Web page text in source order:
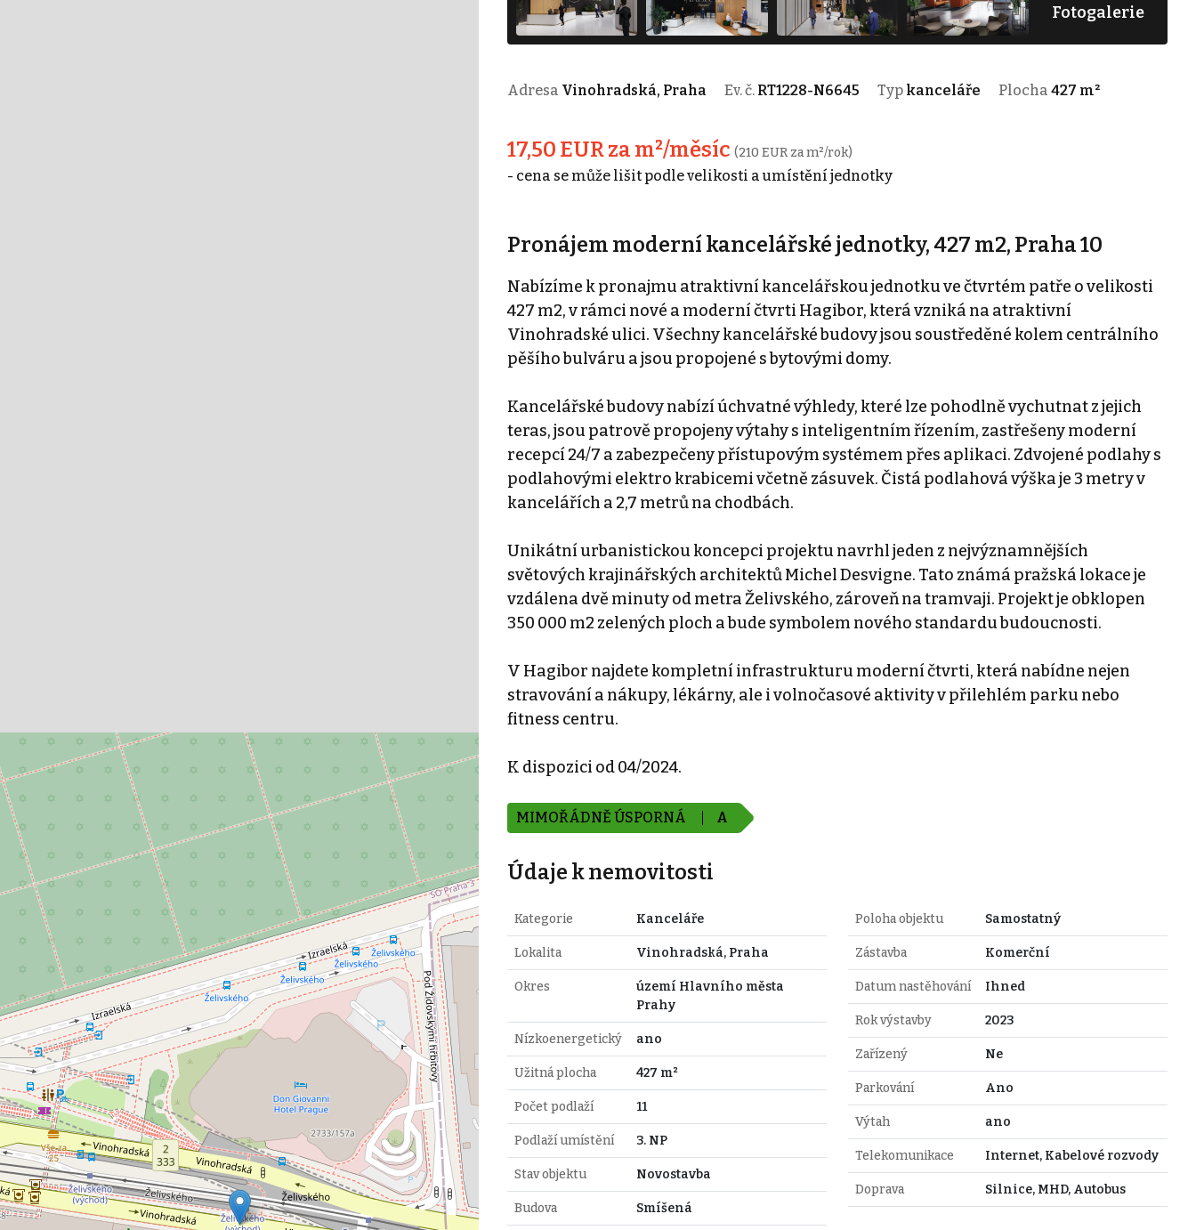
Fotogalerie
Adresa Vinohradská, Praha Ev. č. RT1228-N6645 Typ kanceláře Plocha 427 m²
17,50 EUR za m²/měsíc (210 EUR za m²/rok)
- cena se může lišit podle velikosti a umístění jednotky
Pronájem moderní kancelářské jednotky, 427 m2, Praha 10
Nabízíme k pronajmu atraktivní kancelářskou jednotku ve čtvrtém patře o velikosti
427 m2, v rámci nové a moderní čtvrti Hagibor, která vzniká na atraktivní
Vinohradské ulici. Všechny kancelářské budovy jsou soustředěné kolem centrálního
pěšího bulváru a jsou propojené s bytovými domy.
Kancelářské budovy nabízí úchvatné výhledy, které lze pohodlně vychutnat z jejich
teras, jsou patrově propojeny výtahy s inteligentním řízením, zastřešeny moderní
recepcí 24/7 a zabezpečeny přístupovým systémem přes aplikaci. Zdvojené podlahy s
podlahovými elektro krabicemi včetně zásuvek. Čistá podlahová výška je 3 metry v
kancelářích a 2,7 metrů na chodbách.
Unikátní urbanistickou koncepci projektu navrhl jeden z nejvýznamnějších
světových krajinářských architektů Michel Desvigne. Tato známá pražská lokace je
vzdálena dvě minuty od metra Želivského, zároveň na tramvaji. Projekt je obklopen
350 000 m2 zelených ploch a bude symbolem nového standardu budoucnosti.
V Hagibor najdete kompletní infrastrukturu moderní čtvrti, která nabídne nejen
stravování a nákupy, lékárny, ale i volnočasové aktivity v přilehlém parku nebo
fitness centru.
K dispozici od 04/2024.
MIMOŘÁDNĚ ÚSPORNÁ A
Údaje k nemovitosti
Kategorie Kanceláře
Lokalita Vinohradská, Praha
Okres
území Hlavního města
Prahy
Nízkoenergetický ano
Užitná plocha 427 m²
Počet podlaží 11
Podlaží umístění 3. NP
Stav objektu Novostavba
Budova Smíšená
Poloha objektu Samostatný
Zástavba Komerční
Datum nastěhování Ihned
Rok výstavby 2023
Zařízený Ne
Parkování Ano
Výtah ano
Telekomunikace Internet, Kabelové rozvody
Doprava Silnice, MHD, Autobus